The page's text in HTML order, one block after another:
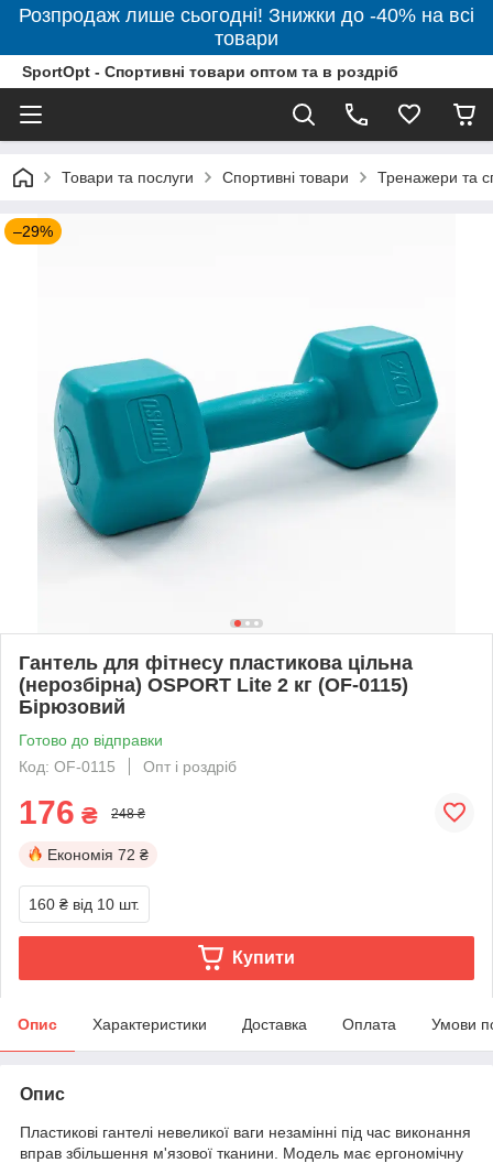
Розпродаж лише сьогодні! Знижки до -40% на всі
товари
SportOpt - Спортивні товари оптом та в роздріб
Товари та послуги Спортивні товари Тренажери та
–29%
Гантель для фітнесу пластикова цільна
(нерозбірна) OSPORT Lite 2 кг (OF-0115)
Бірюзовий
Готово до відправки
Код: OF-0115
Опт і роздріб
176 ₴ 248 ₴
Економія 72 ₴
160 ₴ від 10 шт.
Купити
Опис Характеристики Доставка Оплата Умови
Опис
Пластикові гантелі невеликої ваги незамінні під час виконання
вправ збільшення м'язової тканини. Модель має ергономічну